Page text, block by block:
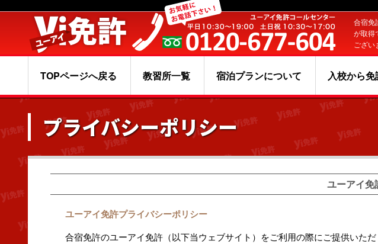
合宿免
が取得
ござい
TOPページへ戻る 教習所一覧 宿泊プランについて 入校から
プライバシーポリシー
ユーアイ免
ユーアイ免許プライバシーポリシー
合宿免許のユーアイ免許（以下当ウェブサイト）をご利用の際にご提供いた